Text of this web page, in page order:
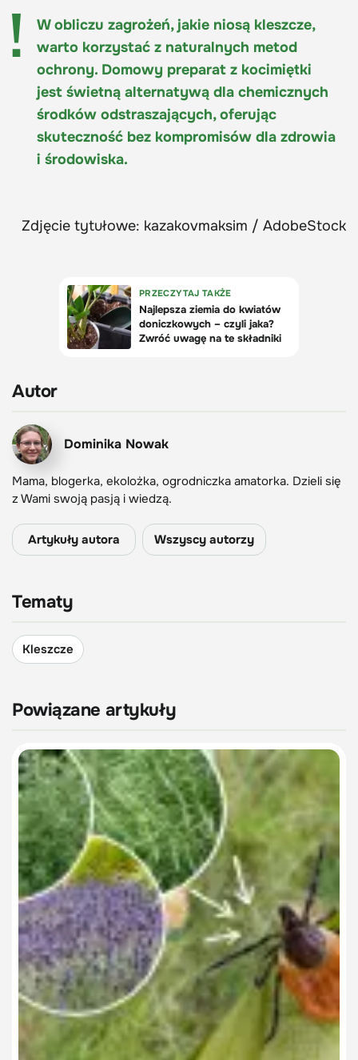
W obliczu zagrożeń, jakie niosą kleszcze,
warto korzystać z naturalnych metod
ochrony. Domowy preparat z kocimiętki
jest świetną alternatywą dla chemicznych
środków odstraszających, oferując
skuteczność bez kompromisów dla zdrowia
i środowiska.
Zdjęcie tytułowe: kazakovmaksim / AdobeStock
Autor
Dominika Nowak
Mama, blogerka, ekolożka, ogrodniczka amatorka. Dzieli się
z Wami swoją pasją i wiedzą.
Artykuły autora Wszyscy autorzy
Tematy
Kleszcze
Powiązane artykuły